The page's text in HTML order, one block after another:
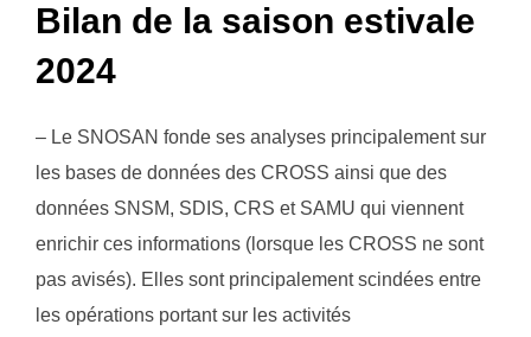
Bilan de la saison estivale
2024
– Le SNOSAN fonde ses analyses principalement sur
les bases de données des CROSS ainsi que des
données SNSM, SDIS, CRS et SAMU qui viennent
enrichir ces informations (lorsque les CROSS ne sont
pas avisés). Elles sont principalement scindées entre
les opérations portant sur les activités